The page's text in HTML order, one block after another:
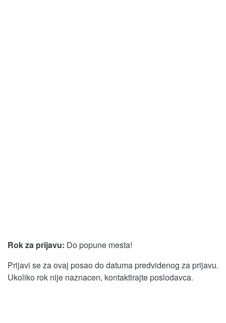
Rok za prijavu: Do popune mesta!
Prijavi se za ovaj posao do datuma predvidenog za prijavu.
Ukoliko rok nije naznacen, kontaktirajte poslodavca.